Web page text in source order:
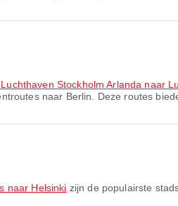
Stockholm Arlanda naar
naar Berlin. Deze routes
naar Helsinki zijn de populairste